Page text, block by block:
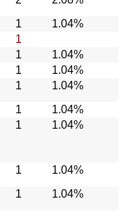
1 1.04%
1
1 1.04%
1 1.04%
1 1.04%
1 1.04%
1 1.04%
1 1.04%
1 1.04%